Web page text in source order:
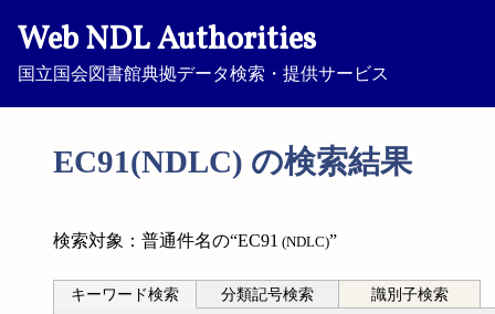
Web NDL Authorities
国立国会図書館典拠データ検索・提供サービス
EC91(NDLC) の検索結果
検索対象：普通件名の“EC91 (NDLC)”
キーワード検索 分類記号検索 識別子検索